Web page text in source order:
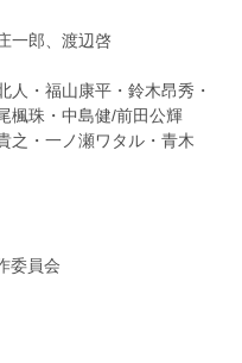
一郎、渡辺啓
・福山康平・鈴木昂秀・
楓珠・中島健/前田公輝
之・一ノ瀬ワタル・青木
委員会